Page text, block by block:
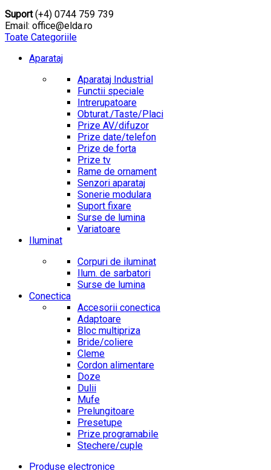
Suport(+4) 0744 759 739
Email: office@elda.ro
Toate Categoriile
Aparataj
Aparataj Industrial
Functii speciale
Intrerupatoare
Obturat./Taste/Placi
Prize AV/difuzor
Prize date/telefon
Prize de forta
Prize tv
Rame de ornament
Senzori aparataj
Sonerie modulara
Suport fixare
Surse de lumina
Variatoare
Iluminat
Corpuri de iluminat
Ilum. de sarbatori
Surse de lumina
Conectica
Accesorii conectica
Adaptoare
Bloc multipriza
Bride/coliere
Cleme
Cordon alimentare
Doze
Dulii
Mufe
Prelungitoare
Presetupe
Prize programabile
Stechere/cuple
Produse electronice